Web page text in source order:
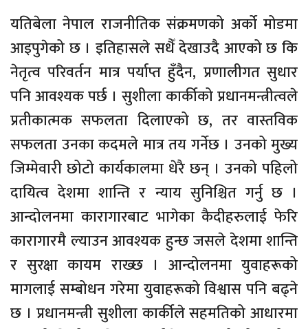
यतिबेला नेपाल राजनीतिक संक्रमणको अर्को मोडमा
आइपुगेको छ । इतिहासले सधैँ देखाउदै आएको छ कि
नेतृत्व परिवर्तन मात्र पर्याप्त हुँदैन, प्रणालीगत सुधार
पनि आवश्यक पर्छ । सुशीला कार्कीको प्रधानमन्त्रीत्वले
प्रतीकात्मक सफलता दिलाएको छ, तर वास्तविक
सफलता उनका कदमले मात्र तय गर्नेछ । उनको मुख्य
जिम्मेवारी छोटो कार्यकालमा धेरै छन् । उनको पहिलो
दायित्व देशमा शान्ति र न्याय सुनिश्चित गर्नु छ ।
आन्दोलनमा कारागारबाट भागेका कैदीहरुलाई फेरि
कारागारमै ल्याउन आवश्यक हुन्छ जसले देशमा शान्ति
र सुरक्षा कायम राख्छ । आन्दोलनमा युवाहरूको
मागलाई सम्बोधन गरेमा युवाहरूको विश्वास पनि बढ्ने
छ । प्रधानमन्त्री सुशीला कार्कीले सहमतिको आधारमा